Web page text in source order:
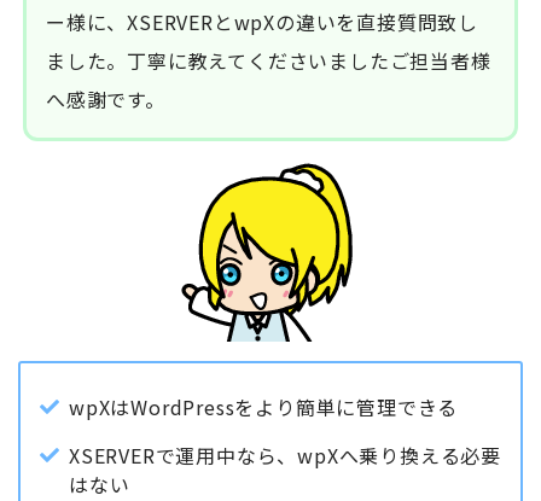
ー様に、XSERVERとwpXの違いを直接質問致し
ました。丁寧に教えてくださいましたご担当者様
へ感謝です。
wpXはWordPressをより簡単に管理できる
XSERVERで運用中なら、wpXへ乗り換える必要
はない